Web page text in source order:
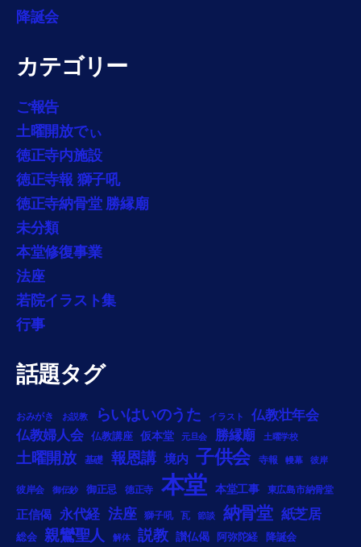
降誕会
カテゴリー
ご報告
土曜開放でぃ
徳正寺内施設
徳正寺報 獅子吼
徳正寺納骨堂 勝縁廟
未分類
本堂修復事業
法座
若院イラスト集
行事
話題タグ
おみがき お説教 らいはいのうた イラスト
仏教壮年会
仏教婦人会
仏教講座 仮本堂 元旦会 勝縁廟 土曜学校
土曜開放 基礎 報恩講 境内 子供会 寺報 幔幕 彼岸
彼岸会 御伝鈔 御正忌 徳正寺 本堂 本堂工事 東広島市納骨堂
正信偈 永代経 法座 獅子吼 瓦 節談 納骨堂 紙芝居
総会 親鸞聖人 解体 説教 讃仏偈 阿弥陀経 降誕会